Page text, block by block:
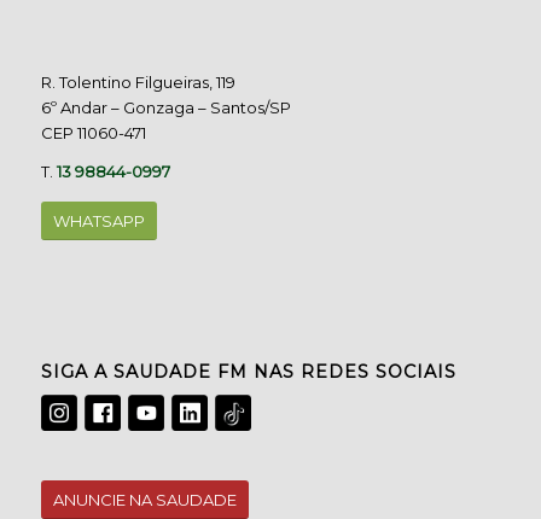
R. Tolentino Filgueiras, 119
6º Andar – Gonzaga – Santos/SP
CEP 11060-471
T.13 98844-0997
WHATSAPP
SIGA A SAUDADE FM NAS REDES SOCIAIS
ANUNCIE NA SAUDADE